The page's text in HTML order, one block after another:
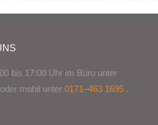
bis 17:00 Uhr im Büro unter
oder mobil unter 0171–463 1695 .